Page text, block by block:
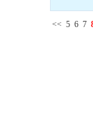
<< 5 6 7